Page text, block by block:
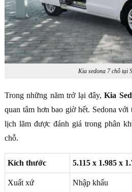
Kia sedona 7 chỗ tại
Trong những năm trở lại đây,Kia
quan tâm hơn bao giờ hết. Sedona
lịch lãm được đánh giá trong phân
chỗ.
Kích thước 5.115 x 1.985 x
Xuất xứ Nhập khẩu